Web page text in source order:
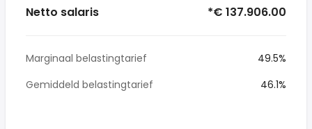
Netto salaris *€ 137.906.00
Marginaal belastingtarief
49.5%
Gemiddeld belastingtarief
46.1%